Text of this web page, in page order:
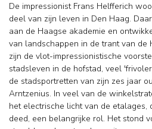
De impressionist Frans Helfferich
deel van zijn leven in Den Haag.
aan de Haagse akademie en
van landschappen in de trant van de
zijn de vlot-impressionistische
stadsleven in de hofstad, veel
de stadsportretten van zijn zes jaar
Arntzenius. In veel van de
het electrische licht van de etalages,
deed, een belangrijke rol. Het stond voor het moderne leven en